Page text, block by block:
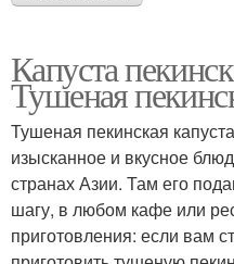
Капуста
Тушеная
Тушеная пекинская
изысканное и вкусное
странах Азии. Там его
шагу, в любом кафе или
приготовления: если вам